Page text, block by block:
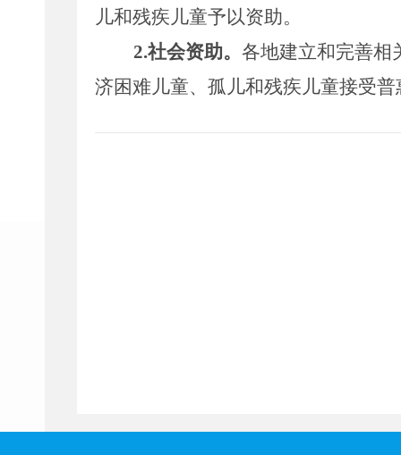
儿和残疾儿童予以资助。
2.社会资助。 各地建立和完善相
济困难儿童、孤儿和残疾儿童接受